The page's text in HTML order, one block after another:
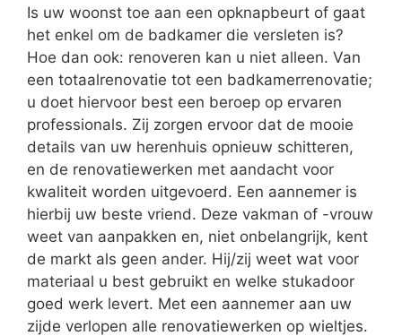
Is uw woonst toe aan een opknapbeurt of gaat
het enkel om de badkamer die versleten is?
Hoe dan ook: renoveren kan u niet alleen. Van
een totaalrenovatie tot een badkamerrenovatie;
u doet hiervoor best een beroep op ervaren
professionals. Zij zorgen ervoor dat de mooie
details van uw herenhuis opnieuw schitteren,
en de renovatiewerken met aandacht voor
kwaliteit worden uitgevoerd. Een aannemer is
hierbij uw beste vriend. Deze vakman of -vrouw
weet van aanpakken en, niet onbelangrijk, kent
de markt als geen ander. Hij/zij weet wat voor
materiaal u best gebruikt en welke stukadoor
goed werk levert. Met een aannemer aan uw
zijde verlopen alle renovatiewerken op wieltjes.